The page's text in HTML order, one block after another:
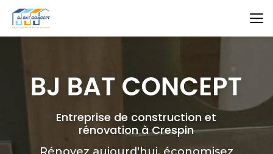
contenu
principal
Entreprise de construction et
rénovation à Crespin